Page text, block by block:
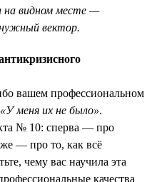
на видном месте —
вектор.
вашем профессиональном
«У меня их не было».
№ 10: сперва — про
же — про то, как всё
чему вас научила эта
качества